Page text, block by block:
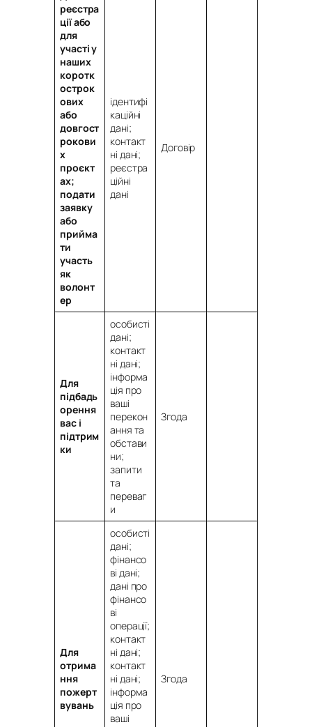
реєстра
ції або
для
участі у
наших
коротк
острок
ових
або
довгост
рокови
х
проєкт
ах;
подати
заявку
або
прийма
ти
участь
як
волонт
ер
ідентифі
каційні
дані;
контакт
ні дані;
реєстра
ційні
дані
Договір
Для
підбадь
орення
вас і
підтрим
ки
особисті
дані;
контакт
ні дані;
інформа
ція про
ваші
перекон
ання та
обстави
ни;
запити
та
переваг
и
Згода
Для
отрима
ння
пожерт
вувань
особисті
дані;
фінансо
ві дані;
дані про
фінансо
ві
операції;
контакт
ні дані;
контакт
ні дані;
інформа
ція про
ваші
Згода